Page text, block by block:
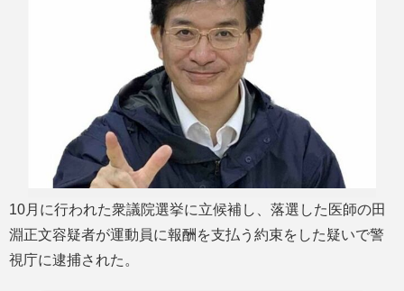
10月に行われた衆議院選挙に立候補し、落選した医師の田
淵正文容疑者が運動員に報酬を支払う約束をした疑いで警
視庁に逮捕された。